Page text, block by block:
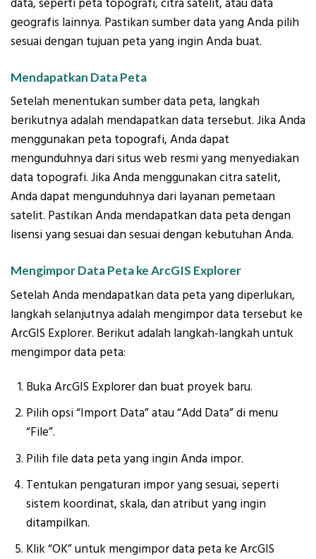
data, seperti peta topografi, citra satelit, atau data
geografis lainnya. Pastikan sumber data yang Anda pilih
sesuai dengan tujuan peta yang ingin Anda buat.
Mendapatkan Data Peta
Setelah menentukan sumber data peta, langkah
berikutnya adalah mendapatkan data tersebut. Jika Anda
menggunakan peta topografi, Anda dapat
mengunduhnya dari situs web resmi yang menyediakan
data topografi. Jika Anda menggunakan citra satelit,
Anda dapat mengunduhnya dari layanan pemetaan
satelit. Pastikan Anda mendapatkan data peta dengan
lisensi yang sesuai dan sesuai dengan kebutuhan Anda.
Mengimpor Data Peta ke ArcGIS Explorer
Setelah Anda mendapatkan data peta yang diperlukan,
langkah selanjutnya adalah mengimpor data tersebut ke
ArcGIS Explorer. Berikut adalah langkah-langkah untuk
mengimpor data peta:
Buka ArcGIS Explorer dan buat proyek baru.
Pilih opsi “Import Data” atau “Add Data” di menu
“File”.
Pilih file data peta yang ingin Anda impor.
Tentukan pengaturan impor yang sesuai, seperti
sistem koordinat, skala, dan atribut yang ingin
ditampilkan.
Klik “OK” untuk mengimpor data peta ke ArcGIS